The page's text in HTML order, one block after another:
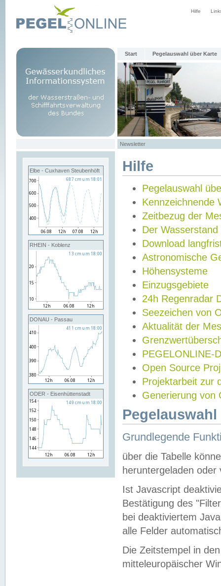
Hilfe
Start Pegelauswahl über Karte
Newsletter
Elbe - Cuxhaven Steubenhöft
RHEIN - Koblenz
DONAU - Passau
ODER - Eisenhüttenstadt
Hilfe
Pegelauswahl
Kennzeichnende
Zeitbezug der
Der Wasserstand
Download
Astronomische
Höhensysteme
Einzugsgebiete
24h Regenradar
Seezeichen von
Aktualität der
PEGELONLINE-
Open Source
Projektarbeit zur
Generierung von
Grundlegende
über die Tabelle
heruntergeladen oder
Ist Javascript
Bestätigung des
bei deaktiviertem
alle Felder
Die Zeitstempel in
mitteleuropäischer